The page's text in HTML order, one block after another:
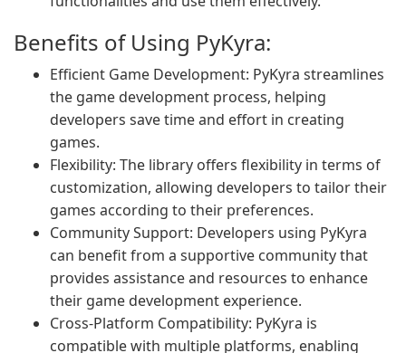
Benefits of Using PyKyra:
Efficient Game Development: PyKyra streamlines
the game development process, helping
developers save time and effort in creating
games.
Flexibility: The library offers flexibility in terms of
customization, allowing developers to tailor their
games according to their preferences.
Community Support: Developers using PyKyra
can benefit from a supportive community that
provides assistance and resources to enhance
their game development experience.
Cross-Platform Compatibility: PyKyra is
compatible with multiple platforms, enabling